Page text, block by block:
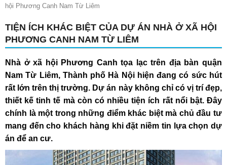
hội Phương Canh Nam Từ Liêm
TIỆN ÍCH KHÁC BIỆT CỦA DỰ ÁN NHÀ Ở XÃ HỘI
PHƯƠNG CANH NAM TỪ LIÊM
Nhà ở xã hội Phương Canh tọa lạc trên địa bàn quận
Nam Từ Liêm, Thành phố Hà Nội hiện đang có sức hút
rất lớn trên thị trường. Dự án này không chỉ có vị trí đẹp,
thiết kế tinh tế mà còn có nhiều tiện ích rất nổi bật. Đây
chính là một trong những điểm khác biệt mà chủ đầu tư
mang đến cho khách hàng khi đặt niềm tin lựa chọn dự
án để an cư.